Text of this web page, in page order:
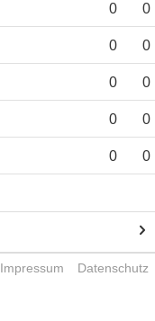
0 0
0 0
0 0
0 0
0 0
Impressum Datenschutz